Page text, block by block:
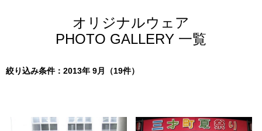
オリジナルウェア
PHOTO GALLERY 一覧
絞り込み条件：2013年 9月（19件）